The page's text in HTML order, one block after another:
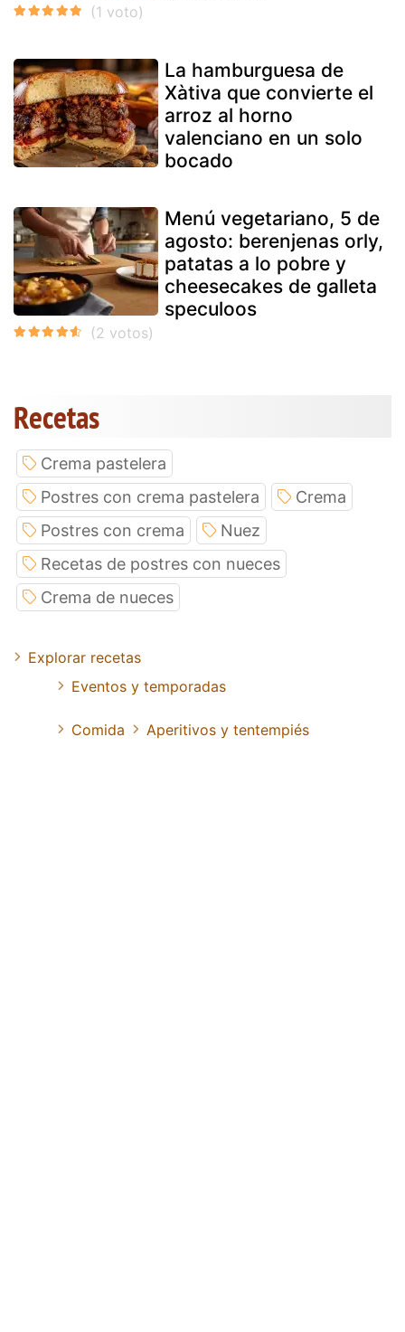
La hamburguesa de
Xàtiva que convierte el
arroz al horno
valenciano en un solo
bocado
Menú vegetariano, 5 de
agosto: berenjenas orly,
patatas a lo pobre y
cheesecakes de galleta
speculoos
Recetas
Crema pastelera
Postres con crema pastelera
Crema
Postres con crema
Nuez
Recetas de postres con nueces
Crema de nueces
Explorar recetas
Eventos y temporadas
Comida Aperitivos y tentempiés